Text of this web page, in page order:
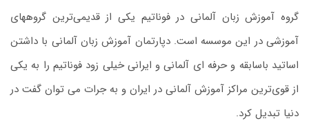
گروه آموزش زبان آلمانی در فوناتیم یکی از قدیمی‌ترین گروههای
آموزشی در این موسسه است. دپارتمان آموزش زبان آلمانی با داشتن
اساتید باسابقه و حرفه ای آلمانی و ایرانی خیلی زود فوناتیم را به یکی
از قوی‌ترین مراکز آموزش آلمانی در ایران و به جرات می توان گفت در
دنیا تبدیل کرد.